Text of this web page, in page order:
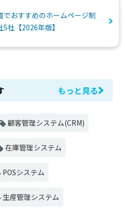
でおすすめのホームページ制
5社【2026年版】
もっと見る
顧客管理システム(CRM)
在庫管理システム
POSシステム
生産管理システム